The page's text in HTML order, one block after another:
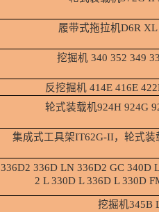
履带式拖拉机D6R XL
挖掘机 340 352 349
反挖掘机 414E 416E
轮式装载机924H 924G
集成式工具架IT62G-II，轮式装
336D2 336D LN 336D2 GC 340D
2 L 330D L 336D L 330D
挖掘机345B